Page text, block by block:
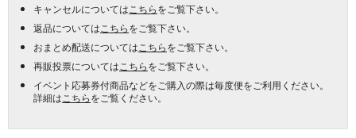
キャンセルについては こちらをご覧下さい。
返品については こちらをご覧下さい。
おまとめ配送については こちらをご覧下さい。
再販投票については こちらをご覧下さい。
イベント応募券付商品などをご購入の際は毎度便をご利用ください。
詳細は こちらをご覧ください。